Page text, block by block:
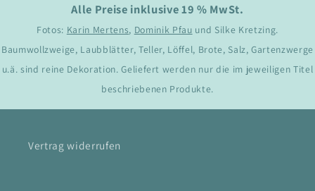
Alle Preise inklusive 19 % MwSt.
Fotos: Karin Mertens, Dominik Pfau und Silke Kretzing.
Baumwollzweige, Laubblätter, Teller, Löffel, Brote, Salz, Gartenzwerge
u.ä. sind reine Dekoration. Geliefert werden nur die im jeweiligen Titel
beschriebenen Produkte.
Vertrag widerrufen